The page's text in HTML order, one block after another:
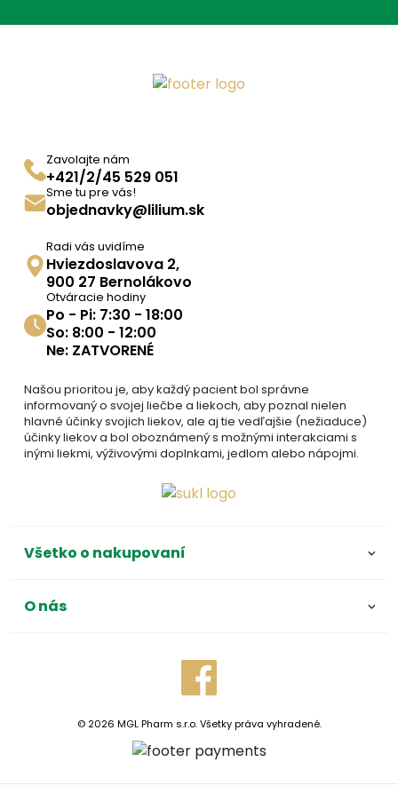
Zavolajte nám
+421/2/45 529 051
Sme tu pre vás!
objednavky@lilium.sk
Radi vás uvidíme
Hviezdoslavova 2,
900 27 Bernolákovo
Otváracie hodiny
Po - Pi: 7:30 - 18:00
So: 8:00 - 12:00
Ne: ZATVORENÉ
Našou prioritou je, aby každý pacient bol správne
informovaný o svojej liečbe a liekoch, aby poznal nielen
hlavné účinky svojich liekov, ale aj tie vedľajšie (nežiaduce)
účinky liekov a bol oboznámený s možnými interakciami s
inými liekmi, výživovými doplnkami, jedlom alebo nápojmi.
Všetko o nakupovaní
O nás
© 2026 MGL Pharm s.r.o. Všetky práva vyhradené.